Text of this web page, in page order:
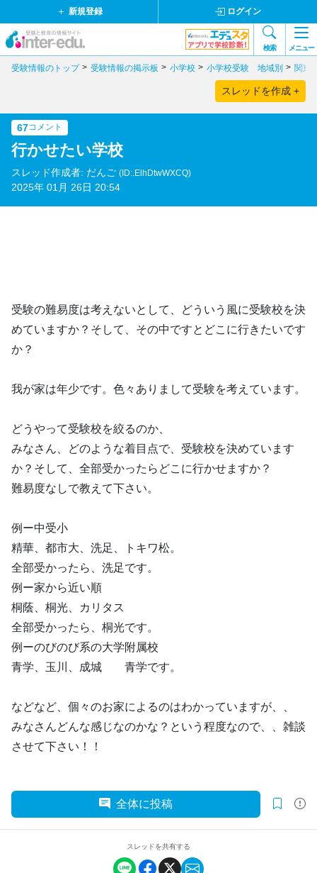
新規登録 ログイン
検索 メニュー
受験情報のトップ 受験情報の掲示板 小学校 小学校受験 地域別 関東
スレッドを作成 +
67コメント
行かせたい学校
スレッド作成者: だんご (ID:.ElhDtwWXCQ)
2025年 01月 26日 20:54
受験の難易度は考えないとして、どういう風に受験校を決
めていますか？そして、その中ですとどこに行きたいです
か？
我が家は年少です。色々ありまして受験を考えています。
どうやって受験校を絞るのか、
みなさん、どのような着目点で、受験校を決めています
か？そして、全部受かったらどこに行かせますか？
難易度なしで教えて下さい。
例ー中受小
精華、都市大、洗足、トキワ松。
全部受かったら、洗足です。
例ー家から近い順
桐蔭、桐光、カリタス
全部受かったら、桐光です。
例ーのびのび系の大学附属校
青学、玉川、成城 青学です。
などなど、個々のお家によるのはわかっていますが、、
みなさんどんな感じなのかな？という程度なので、、雑談
させて下さい！！
全体に投稿
スレッドを共有する